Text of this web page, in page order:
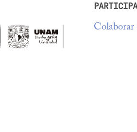
Colaborar